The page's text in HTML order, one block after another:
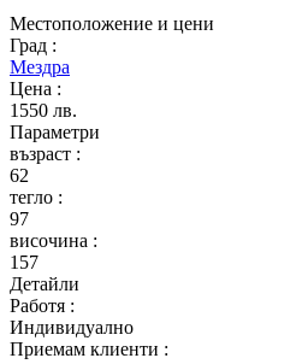
Местоположение и цени
Град :
Мездра
Цена :
1550 лв.
Параметри
възраст :
62
тегло :
97
височина :
157
Детайли
Работя :
Индивидуално
Приемам клиенти :